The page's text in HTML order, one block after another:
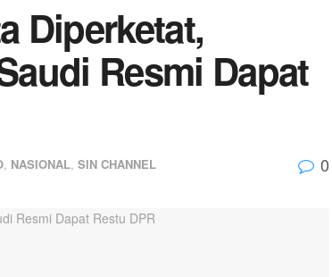
Diperketat,
Resmi Dapat
, NASIONAL, SIN CHANNEL 0